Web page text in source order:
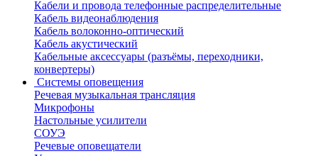
Кабели и провода телефонные распределительные
Кабель видеонаблюдения
Кабель волоконно-оптический
Кабель акустический
Кабельные аксессуары (разъёмы, переходники,
конвертеры)
Системы оповещения
Речевая музыкальная трансляция
Микрофоны
Настольные усилители
СОУЭ
Речевые оповещатели